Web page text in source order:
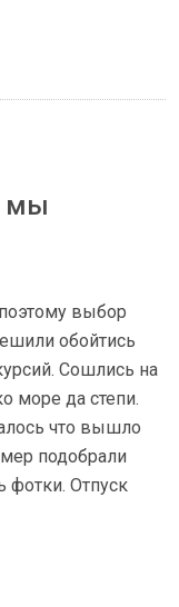
мы
выбор
обойтись
Сошлись на
море да степи.
что вышло
подобрали
фотки. Отпуск